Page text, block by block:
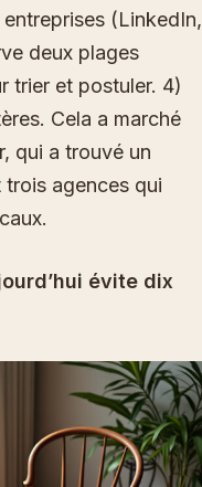
(LinkedIn,
deux plages
trier et postuler. 4)
Cela a marché
qui a trouvé un
trois agences qui
évite dix